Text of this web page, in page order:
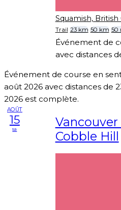
Squamish,
Trail 23 km 50 km 50
Événement de
avec distances
Événement de course en
août 2026 avec distances de
2026 est complète.
AOÛT
15
sa
Vancouver
Cobble Hill